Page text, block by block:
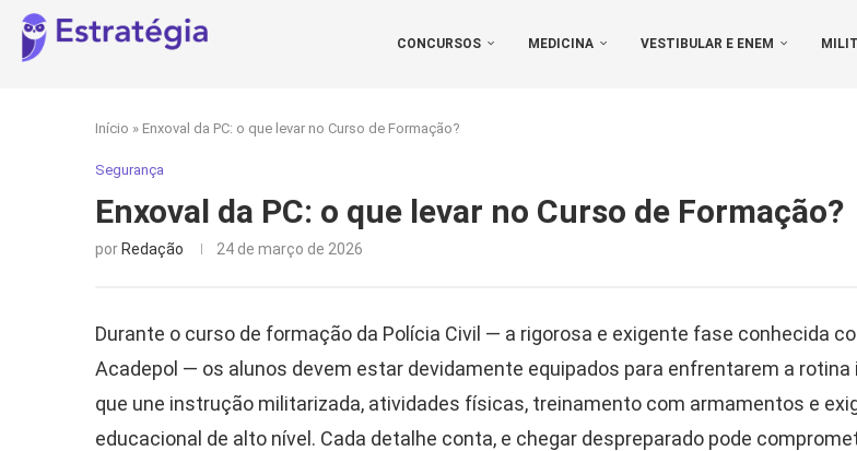
CONCURSOS MEDICINA VESTIBULAR E ENEM
Início » Enxoval da PC: o que levar no Curso de Formação?
Segurança
Enxoval da PC: o que levar no Curso de Formação?
por Redação 24 de março de 2026
Durante o curso de formação da Polícia Civil — a rigorosa e exigente fase conhecida
Acadepol — os alunos devem estar devidamente equipados para enfrentarem a rotina
que une instrução militarizada, atividades físicas, treinamento com armamentos e
educacional de alto nível. Cada detalhe conta, e chegar despreparado pode